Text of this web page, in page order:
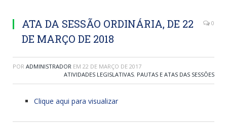
ATA DA SESSÃO ORDINÁRIA, DE 22
DE MARÇO DE 2018
0
POR ADMINISTRADOR EM 22 DE MARÇO DE 2017
ATIVIDADES LEGISLATIVAS, PAUTAS E ATAS DAS SESSÕES
Clique aqui para visualizar